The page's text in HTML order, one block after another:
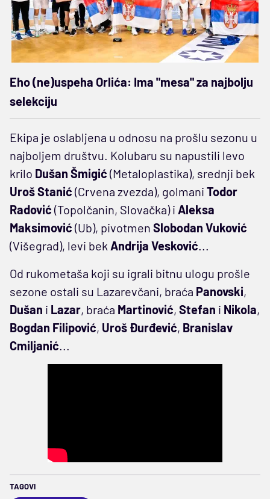
Eho (ne)uspeha Orlića: Ima "mesa" za najbolju
selekciju
Ekipa je oslabljena u odnosu na prošlu sezonu u
najboljem društvu. Kolubaru su napustili levo
krilo Dušan Šmigić (Metaloplastika), srednji bek
Uroš Stanić (Crvena zvezda), golmani Todor
Radović (Topolčanin, Slovačka) i Aleksa
Maksimović (Ub), pivotmen Slobodan Vuković
(Višegrad), levi bek Andrija Vesković...
Od rukometaša koji su igrali bitnu ulogu prošle
sezone ostali su Lazarevčani, braća Panovski,
Dušan i Lazar, braća Martinović, Stefan i Nikola,
Bogdan Filipović, Uroš Đurđević, Branislav
Cmiljanić...
TAGOVI